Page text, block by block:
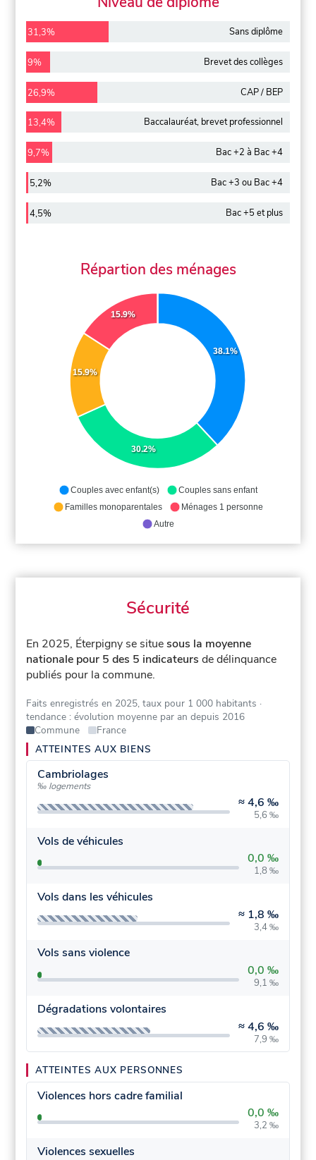
31,3% Sans diplôme
9% Brevet des collèges
26,9% CAP / BEP
13,4% Baccalauréat, brevet professionnel
9,7% Bac +2 à Bac +4
5,2% Bac +3 ou Bac +4
4,5% Bac +5 et plus
Répartion des ménages
38.1%
30.2%
15.9%
15.9%
Couples avec enfant(s)
Couples sans enfant
Familles monoparentales
Ménages 1 personne
Autre
Sécurité
En 2025, Éterpigny se situesous la moyenne
nationale pour 5 des 5 indicateurs de délinquance
publiés pour la commune.
Faits enregistrés en 2025, taux pour 1 000 habitants ·
tendance : évolution moyenne par an depuis 2016
Commune
France
ATTEINTES AUX BIENS
Cambriolages
‰ logements
≈4,6 ‰
5,6 ‰
Vols de véhicules
0,0 ‰
1,8 ‰
Vols dans les véhicules
≈ 1,8 ‰
3,4 ‰
Vols sans violence
0,0 ‰
9,1 ‰
Dégradations volontaires
≈4,6 ‰
7,9 ‰
ATTEINTES AUX PERSONNES
Violences hors cadre familial
0,0 ‰
3,2 ‰
Violences sexuelles